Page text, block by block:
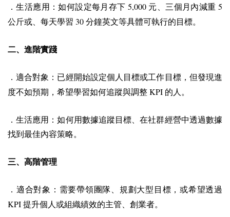
．生活應用：如何設定每月存下 5,000 元、三個月內減重 5
公斤或、每天學習 30 分鐘英文等具體可執行的目標。
二、進階實踐
．適合對象：已經開始設定個人目標或工作目標，但發現進
度不如預期，希望學習如何追蹤與調整 KPI 的人。
．生活應用：如何用數據追蹤目標、在社群經營中透過數據
找到最佳內容策略。
三、高階管理
．適合對象：需要帶領團隊、規劃大型目標，或希望透過
KPI 提升個人或組織績效的主管、創業者。